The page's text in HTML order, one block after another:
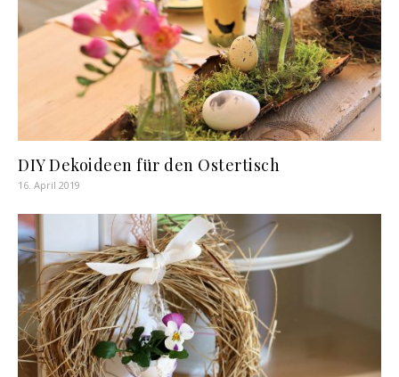
DIY Dekoideen für den Ostertisch
16. April 2019